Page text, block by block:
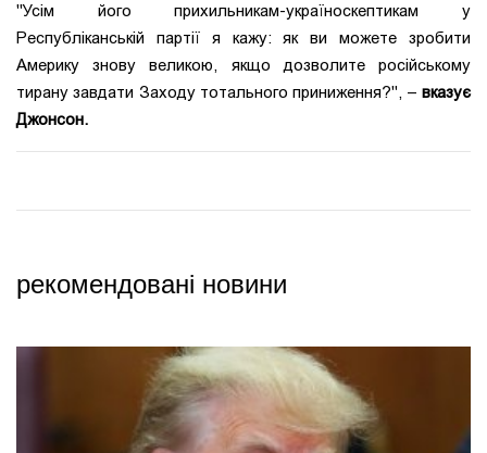
"Усім його прихильникам-україноскептикам у
Республіканській партії я кажу: як ви можете зробити
Америку знову великою, якщо дозволите російському
тирану завдати Заходу тотального приниження?", – вказує
Джонсон.
рекомендовані новини